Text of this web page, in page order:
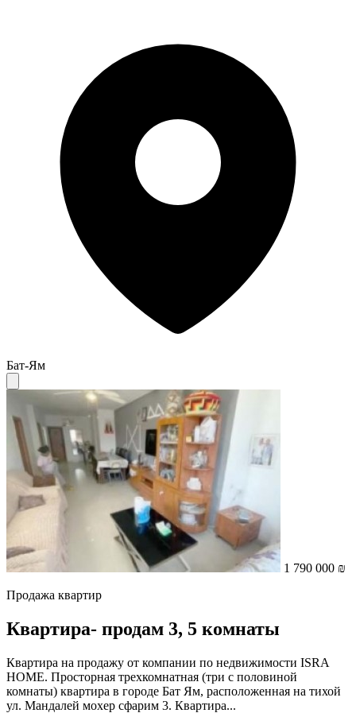
Бат-Ям
1 790 000 ₪
Продажа квартир
Квартира- продам 3, 5 комнаты
Квартира на продажу от компании по недвижимости ISRA
HOME. Просторная трехкомнатная (три с половиной
комнаты) квартира в городе Бат Ям, расположенная на тихой
ул. Мандалей мохер сфарим 3. Квартира...